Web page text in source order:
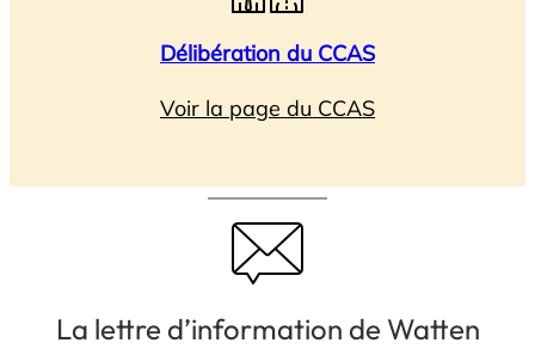
Délibération du CCAS
Voir la page du CCAS
La lettre d’information de Watten